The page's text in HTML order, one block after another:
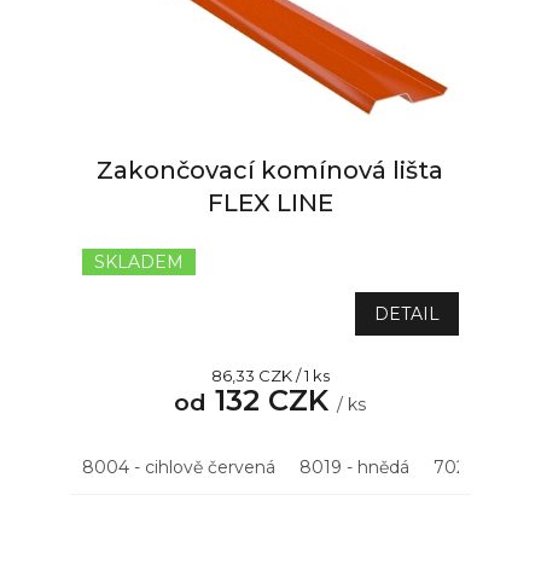
Zakončovací komínová lišta
FLEX LINE
SKLADEM
od 132 CZK/ ks
Měrná
cena:
86,33 CZK / 1 ks
DETAIL
8004 - cihlově červená 8019 - hnědá 7021 -